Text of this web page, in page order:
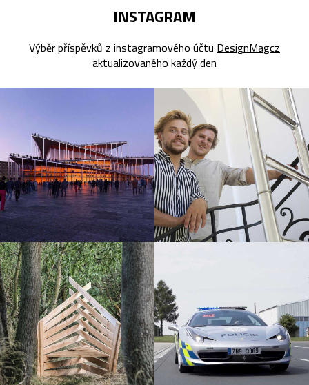
INSTAGRAM
Výběr příspěvků z instagramového účtu DesignMagcz
aktualizovaného každý den